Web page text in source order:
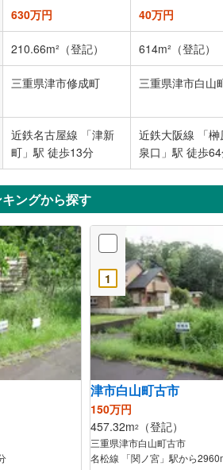
630万円 40万円
210.66m²（登記） 614m²（登記）
三重県津市修成町 三重県津市白山
近鉄名古屋線 「津新
町」駅 徒歩13分
近鉄大阪線 「榊
泉口」駅 徒歩
ングから探す
1
津市白山町古市
150万円
457.32m2 （登記）
三重県津市白山町古市
名松線 「関ノ宮」駅から